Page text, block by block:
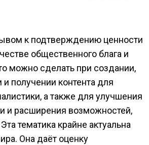
к подтверждению ценности
общественного блага и
можно сделать при создании,
и получении контента для
а также для улучшения
и расширения возможностей,
тематика крайне актуальна
Она даёт оценку